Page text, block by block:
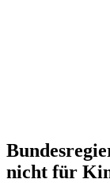
nicht für